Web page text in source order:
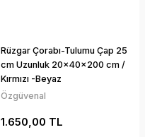
Rüzgar Çorabı-Tulumu Çap 25
cm Uzunluk 20x40x200 cm /
Kırmızı -Beyaz
Özgüvenal
1.650,00 TL